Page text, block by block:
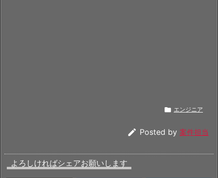
 エンジニア
 Posted by 案件担当
よろしければシェアお願いします